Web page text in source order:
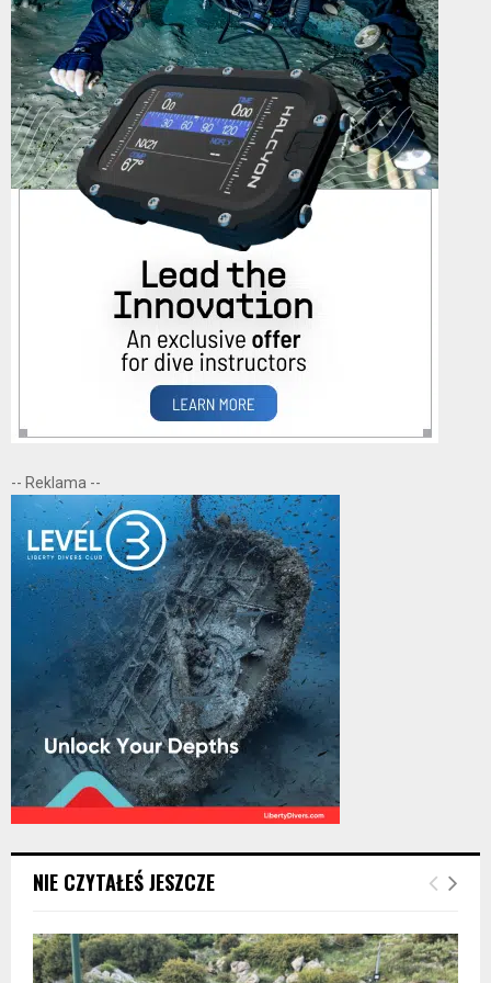
-- Reklama --
NIE CZYTAŁEŚ JESZCZE